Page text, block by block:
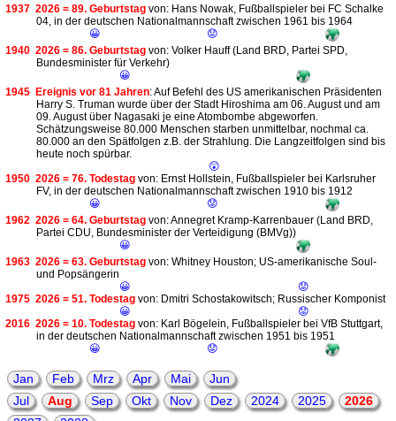
1937 2026 = 89. Geburtstag von: Hans Nowak, Fußballspieler bei FC Schalke
04, in der deutschen Nationalmannschaft zwischen 1961 bis 1964
😀
😟
1940 2026 = 86. Geburtstag von: Volker Hauff (Land BRD, Partei SPD,
Bundesminister für Verkehr)
😀
1945 Ereignis vor 81 Jahren: Auf Befehl des US amerikanischen Präsidenten
Harry S. Truman wurde über der Stadt Hiroshima am 06. August und am
09. August über Nagasaki je eine Atombombe abgeworfen.
Schätzungsweise 80.000 Menschen starben unmittelbar, nochmal ca.
80.000 an den Spätfolgen z.B. der Strahlung. Die Langzeitfolgen sind bis
heute noch spürbar.
😲
1950 2026 = 76. Todestag von: Ernst Hollstein, Fußballspieler bei Karlsruher
FV, in der deutschen Nationalmannschaft zwischen 1910 bis 1912
😀
😟
1962 2026 = 64. Geburtstag von: Annegret Kramp-Karrenbauer (Land BRD,
Partei CDU, Bundesminister der Verteidigung (BMVg))
😀
1963 2026 = 63. Geburtstag von: Whitney Houston; US-amerikanische Soul-
und Popsängerin
😀
😟
1975 2026 = 51. Todestag von: Dmitri Schostakowitsch; Russischer Komponist
😀
😟
2016 2026 = 10. Todestag von: Karl Bögelein, Fußballspieler bei VfB Stuttgart,
in der deutschen Nationalmannschaft zwischen 1951 bis 1951
😀
😟
Jan Feb Mrz Apr Mai
Jun
Jul
Aug Sep Okt Nov Dez 2024 2025
2026